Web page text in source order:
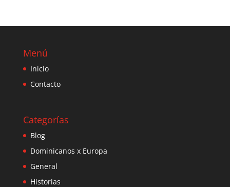
Menú
Inicio
Contacto
Categorías
Blog
Dominicanos x Europa
General
Historias